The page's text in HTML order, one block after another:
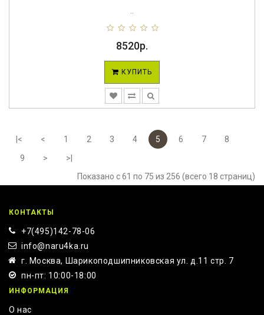
8520р.
КУПИТЬ
|< < 1 2 3 4 5 6 7
8
9
>
>|
Показано с 61 по 75 из 256 (всего 18 страниц)
КОНТАКТЫ
+7(495)142-78-06
info@naru4ka.ru
г. Москва, Шарикоподшипниковская ул. д.11 стр. 7
пн-пт: 10:00-18:00
ИНФОРМАЦИЯ
О нас